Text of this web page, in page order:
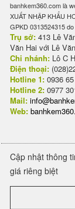
banhkem360.com là
XUẤT NHẬP KHẨU
GPKD 0313524315
Trụ sở: 413 Lê
Văn Hai với Lê
Chi nhánh: Lô C
Điện thoại:
Hotline 1: 0936
Hotline 2: 0977
Mail:
Web:
Cập nhật thông
giá riêng biệt